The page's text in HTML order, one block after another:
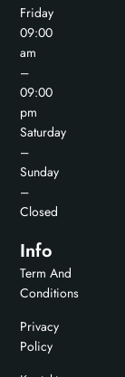
Friday
09:00
am
–
09:00
pm
Saturday
–
Sunday
–
Closed
Info
Term And
Conditions
Privacy
Policy